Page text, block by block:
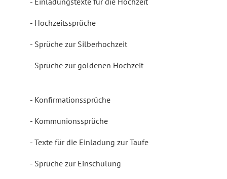
Hochzeitssprüche
Sprüche zur Silberhochzeit
Sprüche zur goldenen Hochzeit
Konfirmationssprüche
Kommunionssprüche
Texte für die Einladung zur Taufe
Sprüche zur Einschulung